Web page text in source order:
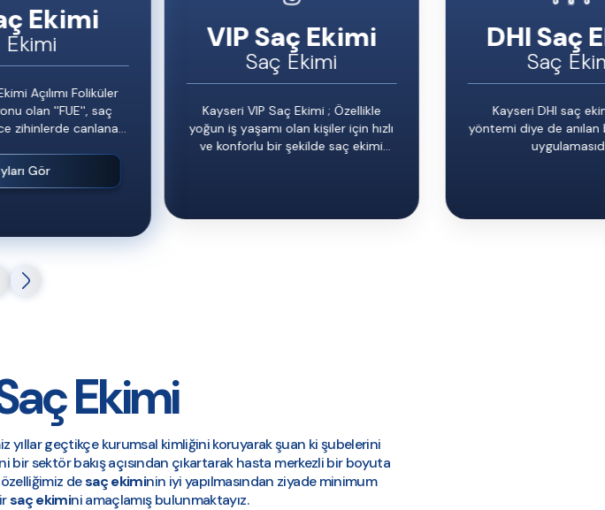
Ekimi
Ekimi
Açılımı Foliküler
olan ''FUE'' saç
zihinlerde canlanan
Gör
VIP Saç Ekimi
Saç Ekimi
Kayseri VIP Saç Ekimi ; Özellikle
yoğun iş yaşamı olan kişiler için hızlı
ve konforlu bir şekilde saç ekimi
DHI Saç
Saç
Kayseri DHI saç
yöntemi diye de
Ekimi
yıllar geçtikçe kurumsal kimliğini koruyarak şuan ki şubelerini
bir sektör bakış açısından çıkartarak hasta merkezli bir boyuta
özelliğimiz desaç ekiminin iyi yapılmasından ziyade minimum
saç ekimini amaçlamış bulunmaktayız.